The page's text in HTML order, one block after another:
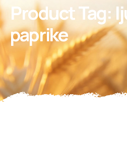
Product Tag:
paprike